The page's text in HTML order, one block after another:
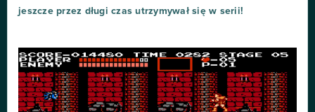
jeszcze przez długi czas utrzymywał się w serii!